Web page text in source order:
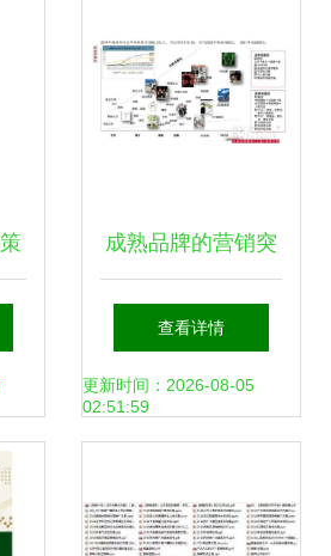
的大范围中至个体
构构成实出来以制
定给落实参照手段
就是称形成模板可
工具纲要直接可用
成熟品牌的营销突
破 金光APP与中网
品牌策划的战略咨
查看详情
更新时间：2026-08-05
02:51:59